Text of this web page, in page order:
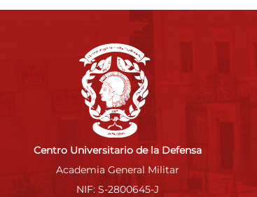
Centro Universitario de la Defensa
Academia General Militar
NIF: S-2800645-J